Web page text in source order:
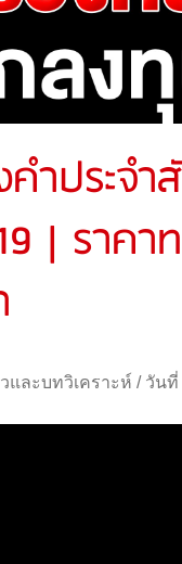
ำประจำ
| รา
และบทวิเคราะห์ / วันที่